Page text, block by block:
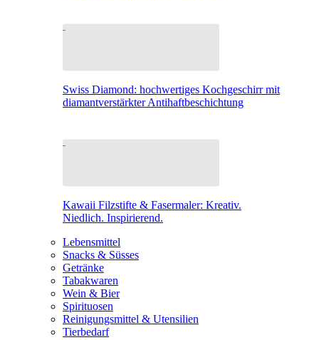
Swiss Diamond: hochwertiges Kochgeschirr mit
diamantverstärkter Antihaftbeschichtung
Kawaii Filzstifte & Fasermaler: Kreativ.
Niedlich. Inspirierend.
Lebensmittel
Snacks & Süsses
Getränke
Tabakwaren
Wein & Bier
Spirituosen
Reinigungsmittel & Utensilien
Tierbedarf